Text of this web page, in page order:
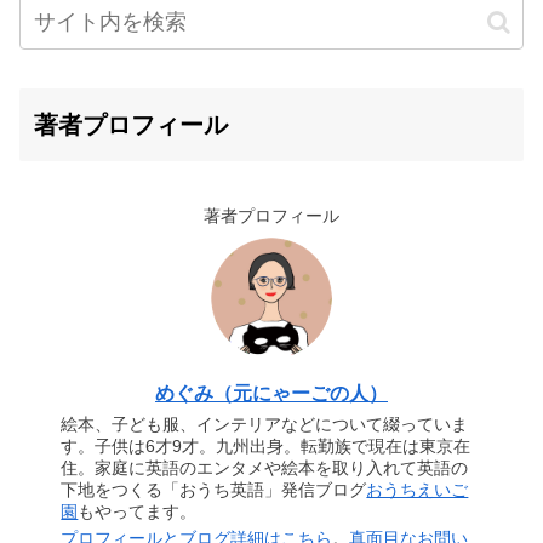
著者プロフィール
著者プロフィール
めぐみ（元にゃーごの人）
絵本、子ども服、インテリアなどについて綴っていま
す。子供は6才9才。九州出身。転勤族で現在は東京在
住。家庭に英語のエンタメや絵本を取り入れて英語の
下地をつくる「おうち英語」発信ブログおうちえいご
園 もやってます。
プロフィールとブログ詳細はこちら 。真面目なお問い